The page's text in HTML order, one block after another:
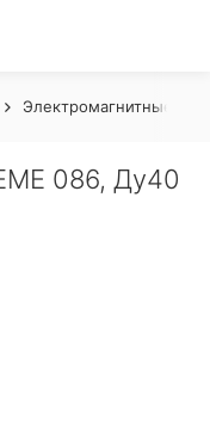
Электромагнитные
086, Ду40